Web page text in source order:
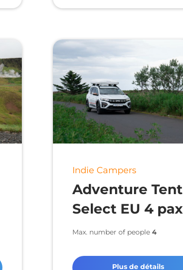
Indie Campers
Adventure Tent
Select EU 4 pax
Max. number of people 4
Plus de détails